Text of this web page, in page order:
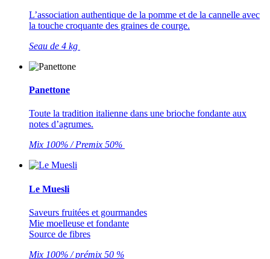
L’association authentique de la pomme et de la cannelle avec
la touche croquante des graines de courge.
Seau de 4 kg
Panettone
Toute la tradition italienne dans une brioche fondante aux
notes d’agrumes.
Mix 100% / Premix 50%
Le Muesli
Saveurs fruitées et gourmandes
Mie moelleuse et fondante
Source de fibres
Mix 100% / prémix 50 %